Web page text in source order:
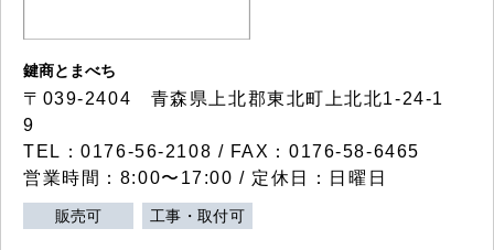
鍵商とまべち
〒039-2404 青森県上北郡東北町上北北1-24-1
9
TEL：0176-56-2108 / FAX：0176-58-6465
営業時間：8:00〜17:00 / 定休日：日曜日
販売可 工事・取付可